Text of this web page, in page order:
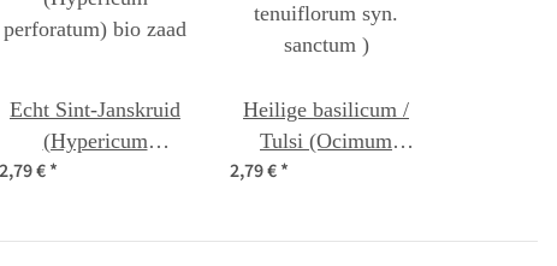
Echt Sint-Janskruid
(Hypericum
perforatum) bio zaad
2,79 €*
Heilige basilicum /
Tulsi (Ocimum
tenuiflorum syn.
2,79 €*